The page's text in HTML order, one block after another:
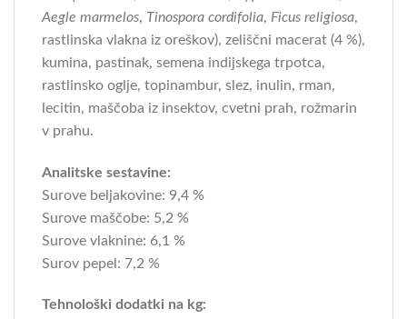
Aegle marmelos, Tinospora cordifolia, Ficus religiosa,
rastlinska vlakna iz oreškov), zeliščni macerat (4 %),
kumina, pastinak, semena indijskega trpotca,
rastlinsko oglje, topinambur, slez, inulin, rman,
lecitin, maščoba iz insektov, cvetni prah, rožmarin
v prahu.
Analitske sestavine:
Surove beljakovine: 9,4 %
Surove maščobe: 5,2 %
Surove vlaknine: 6,1 %
Surov pepel: 7,2 %
Tehnološki dodatki na kg: